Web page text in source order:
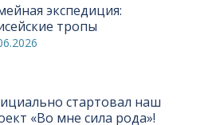
экспедиция:
тропы
стартовал наш
«Во мне сила рода»!